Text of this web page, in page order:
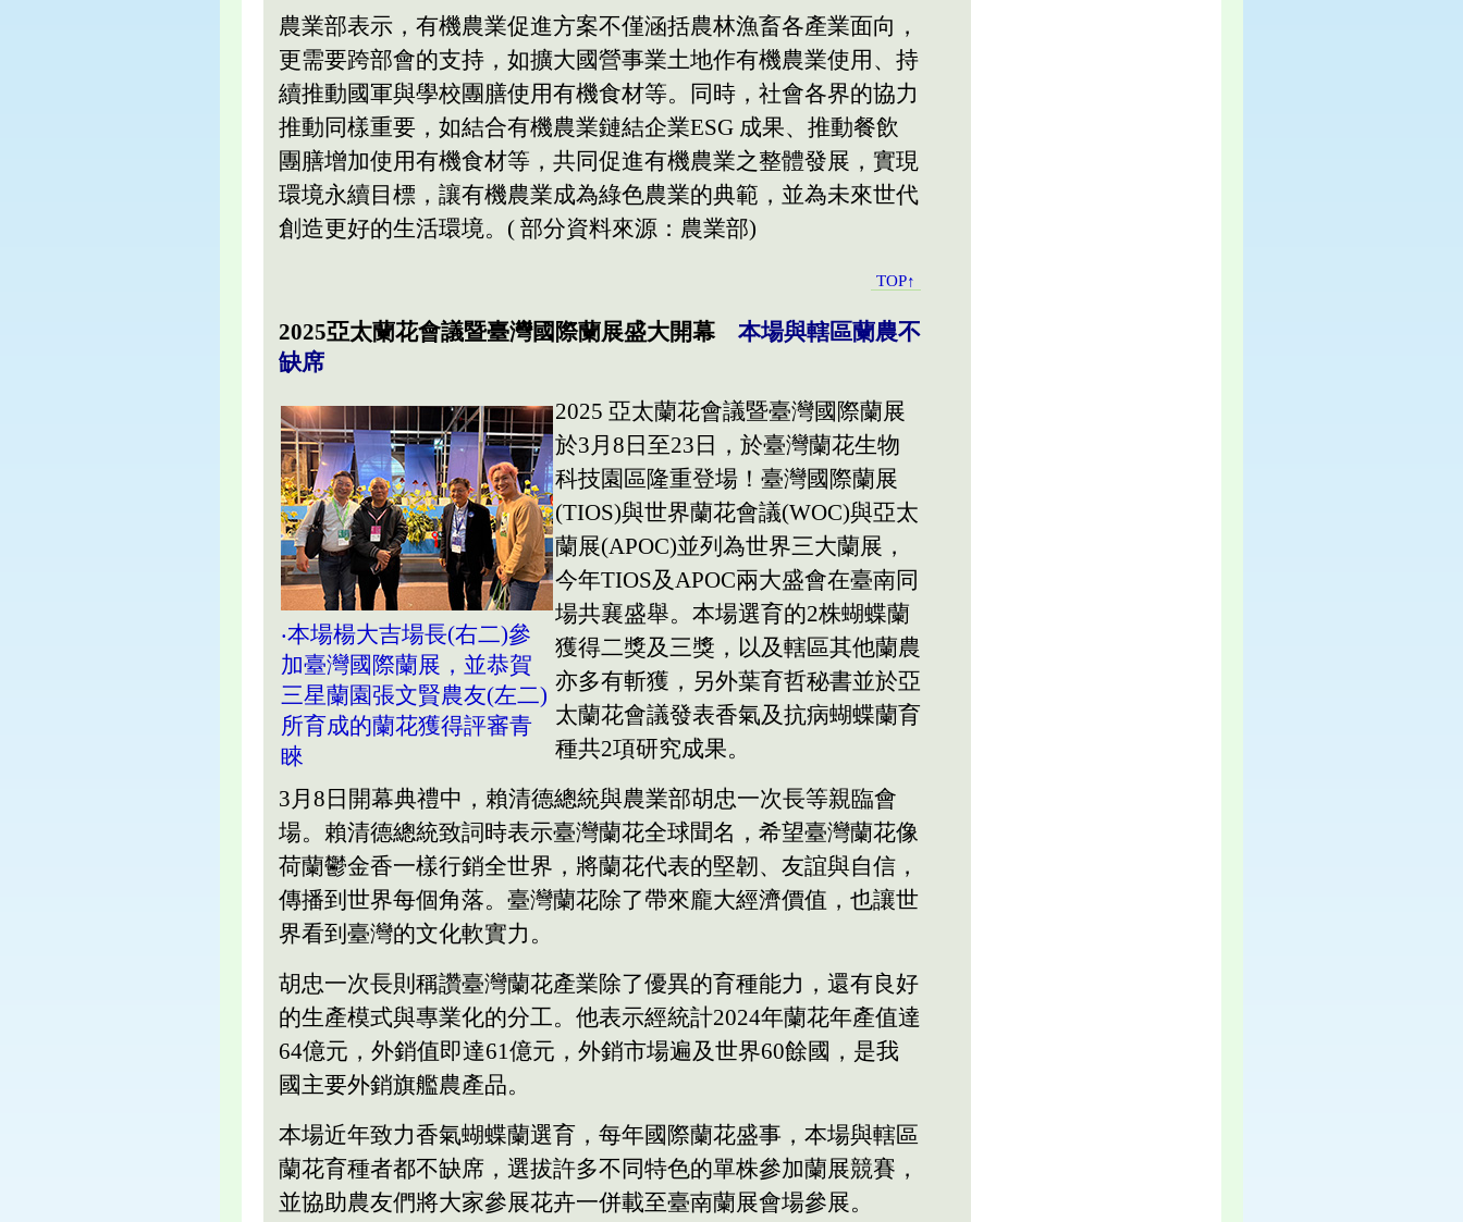
農業部表示，有機農業促進方案不僅涵括農林漁畜各產業面向，
更需要跨部會的支持，如擴大國營事業土地作有機農業使用、持
續推動國軍與學校團膳使用有機食材等。同時，社會各界的協力
推動同樣重要，如結合有機農業鏈結企業ESG 成果、推動餐飲
團膳增加使用有機食材等，共同促進有機農業之整體發展，實現
環境永續目標，讓有機農業成為綠色農業的典範，並為未來世代
創造更好的生活環境。( 部分資料來源：農業部)
TOP↑
2025亞太蘭花會議暨臺灣國際蘭展盛大開幕
本場與轄區蘭農不
缺席
‧本場楊大吉場長(右二)參
加臺灣國際蘭展，並恭賀
三星蘭園張文賢農友(左二)
所育成的蘭花獲得評審青
睞
2025 亞太蘭花會議暨臺灣國際蘭展
於3月8日至23日，於臺灣蘭花生物
科技園區隆重登場！臺灣國際蘭展
(TIOS)與世界蘭花會議(WOC)與亞太
蘭展(APOC)並列為世界三大蘭展，
今年TIOS及APOC兩大盛會在臺南同
場共襄盛舉。本場選育的2株蝴蝶蘭
獲得二獎及三獎，以及轄區其他蘭農
亦多有斬獲，另外葉育哲秘書並於亞
太蘭花會議發表香氣及抗病蝴蝶蘭育
種共2項研究成果。
3月8日開幕典禮中，賴清德總統與農業部胡忠一次長等親臨會
場。賴清德總統致詞時表示臺灣蘭花全球聞名，希望臺灣蘭花像
荷蘭鬱金香一樣行銷全世界，將蘭花代表的堅韌、友誼與自信，
傳播到世界每個角落。臺灣蘭花除了帶來龐大經濟價值，也讓世
界看到臺灣的文化軟實力。
胡忠一次長則稱讚臺灣蘭花產業除了優異的育種能力，還有良好
的生產模式與專業化的分工。他表示經統計2024年蘭花年產值達
64億元，外銷值即達61億元，外銷市場遍及世界60餘國，是我
國主要外銷旗艦農產品。
本場近年致力香氣蝴蝶蘭選育，每年國際蘭花盛事，本場與轄區
蘭花育種者都不缺席，選拔許多不同特色的單株參加蘭展競賽，
並協助農友們將大家參展花卉一併載至臺南蘭展會場參展。